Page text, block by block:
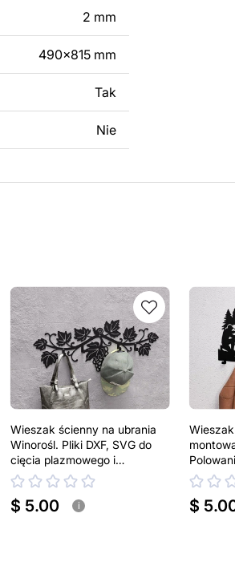
2 mm
490x815 mm
Tak
Nie
Wieszak ścienny na ubrania
Winorośl. Pliki DXF, SVG do
cięcia plazmowego i
laserowego
$ 5.00 i
SVG do
$